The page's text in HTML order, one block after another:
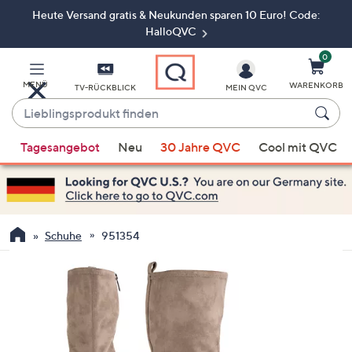
ZumHeute Versand gratis & Neukunden sparen 10 Euro! Code:
HalloQVC
MENÜ TV-RÜCKBLICK
Lieblingsprodukt
finden
Vorschläge
verfügbar
sind,
verwenden
Sie
Pfeiltasten
MEIN QVC
0
WARENKORB
Tagesangebot Neu 30 Jahre QVC Cool mit QVC
Schuhe 951354